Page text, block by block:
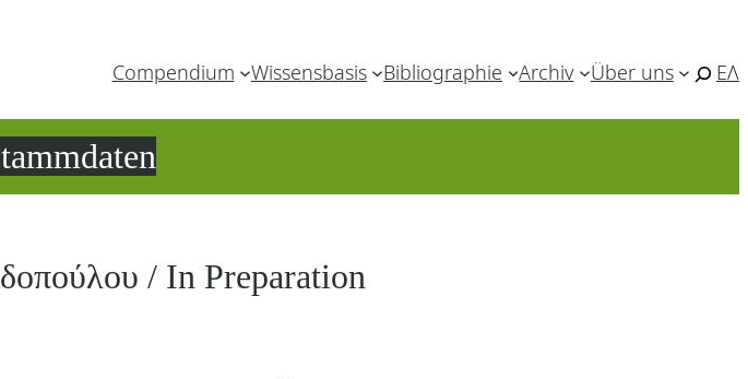
Compendium Wissensbasis Bibliographie Archiv Über uns ΕΛ
/ In Preparation